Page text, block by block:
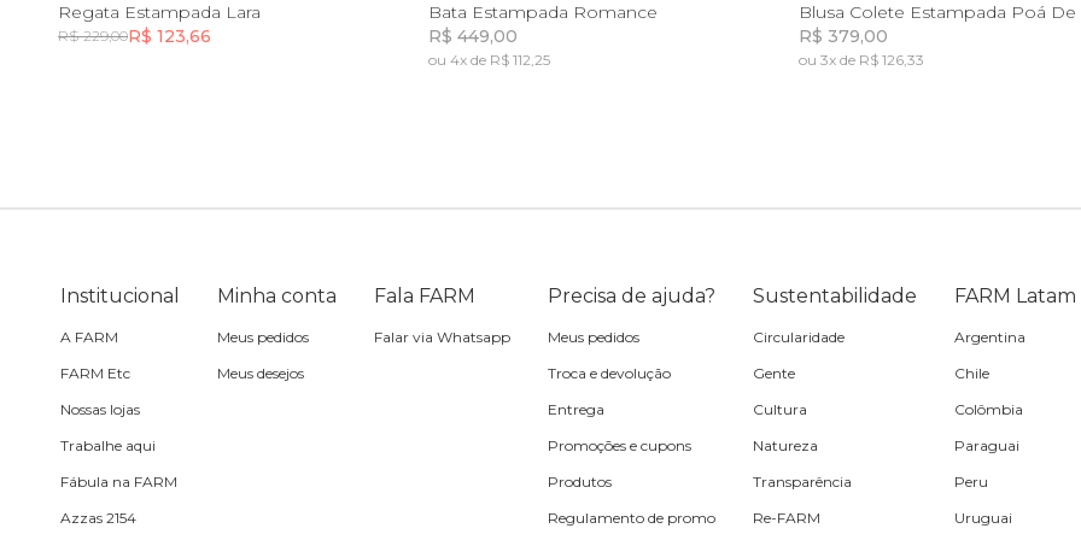
Travesseiro
PP M
Regata Estampada Lara
R$ 229,00R$ 123,66
P
Bata Estampada Romance
R$ 449,00
ou 4x de R$ 112,25
PP M
Blusa Colete Estampada Poá De
R$ 379,00
ou 3x de R$ 126,33
Institucional
A FARM
FARM Etc
Nossas lojas
Trabalhe aqui
Fábula na FARM
Azzas 2154
Minha conta
Meus pedidos
Meus desejos
Fala FARM
Falar via Whatsapp
Precisa de ajuda?
Meus pedidos
Troca e devolução
Entrega
Promoções e cupons
Produtos
Regulamento de promo
Sustentabilidade
Circularidade
Gente
Cultura
Natureza
Transparência
Re-FARM
FARM Latam
Argentina
Chile
Colômbia
Paraguai
Peru
Uruguai